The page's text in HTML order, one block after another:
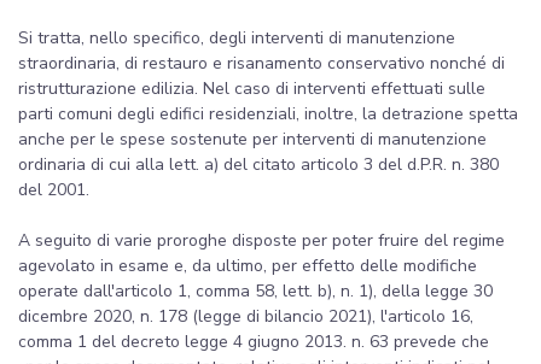
Si tratta, nello specifico, degli interventi di manutenzione
straordinaria, di restauro e risanamento conservativo nonché di
ristrutturazione edilizia. Nel caso di interventi effettuati sulle
parti comuni degli edifici residenziali, inoltre, la detrazione spetta
anche per le spese sostenute per interventi di manutenzione
ordinaria di cui alla lett. a) del citato articolo 3 del d.P.R. n. 380
del 2001.
A seguito di varie proroghe disposte per poter fruire del regime
agevolato in esame e, da ultimo, per effetto delle modifiche
operate dall'articolo 1, comma 58, lett. b), n. 1), della legge 30
dicembre 2020, n. 178 (legge di bilancio 2021), l'articolo 16,
comma 1 del decreto legge 4 giugno 2013. n. 63 prevede che